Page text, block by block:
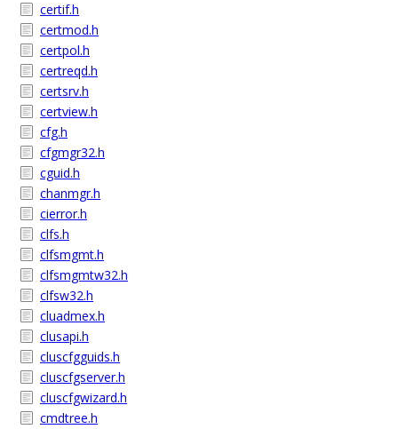
certif.h
certmod.h
certpol.h
certreqd.h
certsrv.h
certview.h
cfg.h
cfgmgr32.h
cguid.h
chanmgr.h
cierror.h
clfs.h
clfsmgmt.h
clfsmgmtw32.h
clfsw32.h
cluadmex.h
clusapi.h
cluscfgguids.h
cluscfgserver.h
cluscfgwizard.h
cmdtree.h